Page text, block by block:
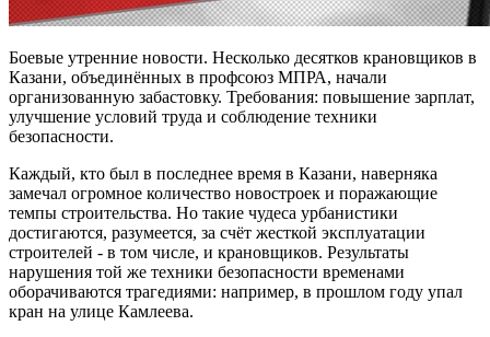
Боевые утренние новости. Несколько десятков крановщиков в
Казани, объединённых в профсоюз МПРА, начали
организованную забастовку. Требования: повышение зарплат,
улучшение условий труда и соблюдение техники
безопасности.
Каждый, кто был в последнее время в Казани, наверняка
замечал огромное количество новостроек и поражающие
темпы строительства. Но такие чудеса урбанистики
достигаются, разумеется, за счёт жесткой эксплуатации
строителей - в том числе, и крановщиков. Результаты
нарушения той же техники безопасности временами
оборачиваются трагедиями: например, в прошлом году упал
кран на улице Камлеева.